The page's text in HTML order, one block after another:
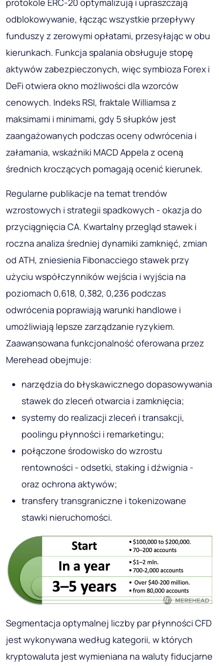
odblokowywanie, łącząc wszystkie przepływy
funduszy z zerowymi opłatami, przesyłając w obu
kierunkach. Funkcja spalania obsługuje stopę
aktywów zabezpieczonych, więc symbioza Forex i
DeFi otwiera okno możliwości dla wzorców
cenowych. Indeks RSI, fraktale Williamsa z
maksimami i minimami, gdy 5 słupków jest
zaangażowanych podczas oceny odwrócenia i
załamania, wskaźniki MACD Appela z oceną
średnich kroczących pomagają ocenić kierunek.
Regularne publikacje na temat trendów
wzrostowych i strategii spadkowych - okazja do
przyciągnięcia CA. Kwartalny przegląd stawek i
roczna analiza średniej dynamiki zamknięć, zmian
od ATH, zniesienia Fibonacciego stawek przy
użyciu współczynników wejścia i wyjścia na
poziomach 0,618, 0,382, 0,236 podczas
odwrócenia poprawiają warunki handlowe i
umożliwiają lepsze zarządzanie ryzykiem.
Zaawansowana funkcjonalność oferowana przez
Merehead obejmuje:
narzędzia do błyskawicznego dopasowywania
stawek do zleceń otwarcia i zamknięcia;
systemy do realizacji zleceń i transakcji,
poolingu płynności i remarketingu;
połączone środowisko do wzrostu
rentowności - odsetki, staking i dźwignia -
oraz ochrona aktywów;
transfery transgraniczne i tokenizowane
stawki nieruchomości.
Segmentacja optymalnej liczby par płynności CFD
jest wykonywana według kategorii, w których
kryptowaluta jest wymieniana na waluty fiducjarne